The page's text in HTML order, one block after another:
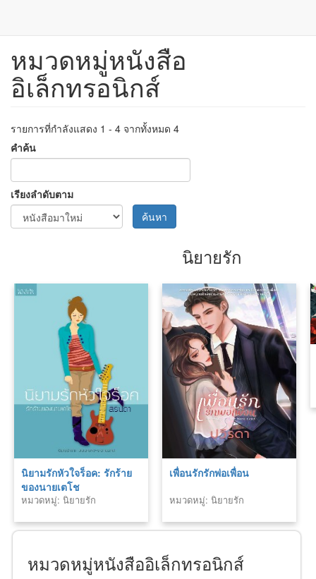
ข้าม
เนื้อหา
หมวดหมู่หนังสือ
อิเล็กทรอนิกส์
รายการที่กำลังแสดง 1 - 4 จากทั้งหมด 4
คำค้น
เรียงลำดับตาม
ค้นหา
นิยายรัก
นิยามรักหัวใจร็อค: รักร้าย
ของนายเตโช
หมวดหมู่: นิยายรัก
เพื่อนรักรักพ่อเพื่อน
หมวดหมู่: นิยายรัก
หมวดหมู่หนังสืออิเล็กทรอนิกส์